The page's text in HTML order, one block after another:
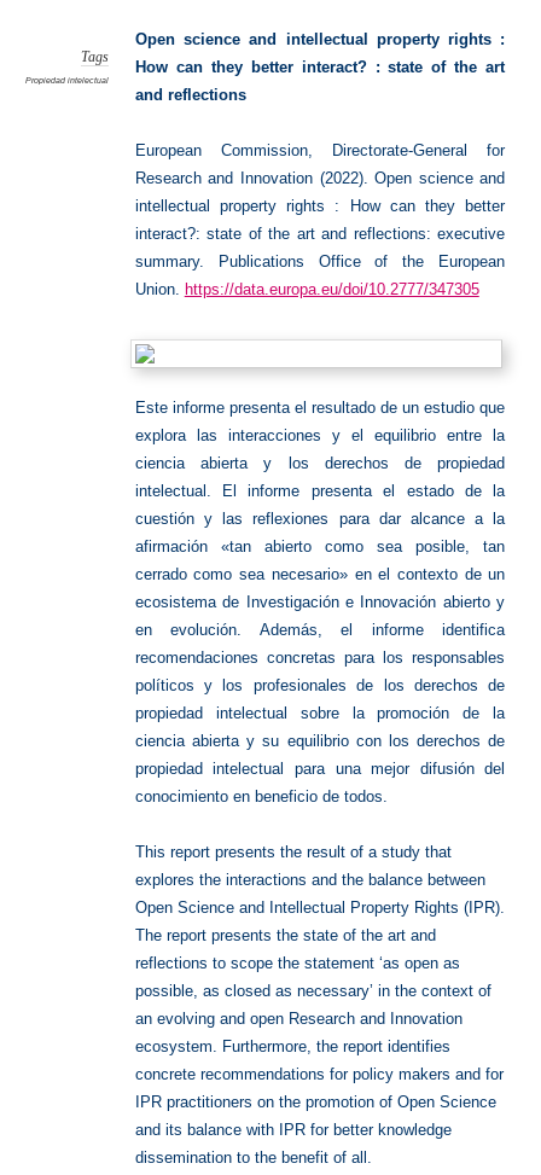
Tags
Propiedad intelectual
Open science and intellectual property rights :
How can they better interact? : state of the art
and reflections
European Commission, Directorate-General for
Research and Innovation (2022). Open science and
intellectual property rights : How can they better
interact?: state of the art and reflections: executive
summary. Publications Office of the European
Union. https://data.europa.eu/doi/10.2777/347305
Este informe presenta el resultado de un estudio que
explora las interacciones y el equilibrio entre la
ciencia abierta y los derechos de propiedad
intelectual. El informe presenta el estado de la
cuestión y las reflexiones para dar alcance a la
afirmación «tan abierto como sea posible, tan
cerrado como sea necesario» en el contexto de un
ecosistema de Investigación e Innovación abierto y
en evolución. Además, el informe identifica
recomendaciones concretas para los responsables
políticos y los profesionales de los derechos de
propiedad intelectual sobre la promoción de la
ciencia abierta y su equilibrio con los derechos de
propiedad intelectual para una mejor difusión del
conocimiento en beneficio de todos.
This report presents the result of a study that
explores the interactions and the balance between
Open Science and Intellectual Property Rights (IPR).
The report presents the state of the art and
reflections to scope the statement ‘as open as
possible, as closed as necessary’ in the context of
an evolving and open Research and Innovation
ecosystem. Furthermore, the report identifies
concrete recommendations for policy makers and for
IPR practitioners on the promotion of Open Science
and its balance with IPR for better knowledge
dissemination to the benefit of all.